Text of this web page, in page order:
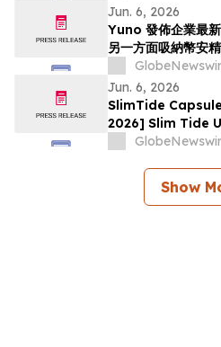
Jun. 6, 2026
Yuno 發佈企業最
另一方面吸納幣安
球預測市場增長
Jun. 6, 2026
SlimTide
2026] Slim Tide
Behind the
Show